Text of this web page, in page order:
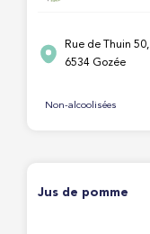
Rue de Thuin 50,
6534 Gozée
Non-alcoolisées
Jus de pomme